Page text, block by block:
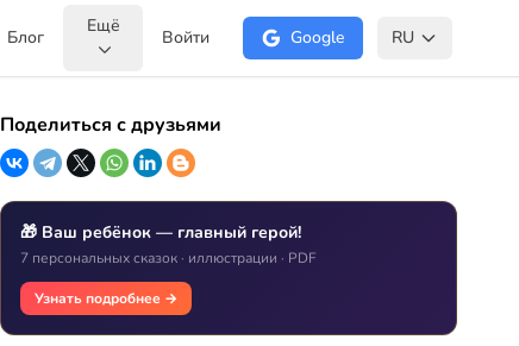
Блог
Ещё
Войти Google RU
Поделиться с друзьями
🎁 Ваш ребёнок — главный герой!
7 персональных сказок · иллюстрации · PDF
Узнать подробнее →